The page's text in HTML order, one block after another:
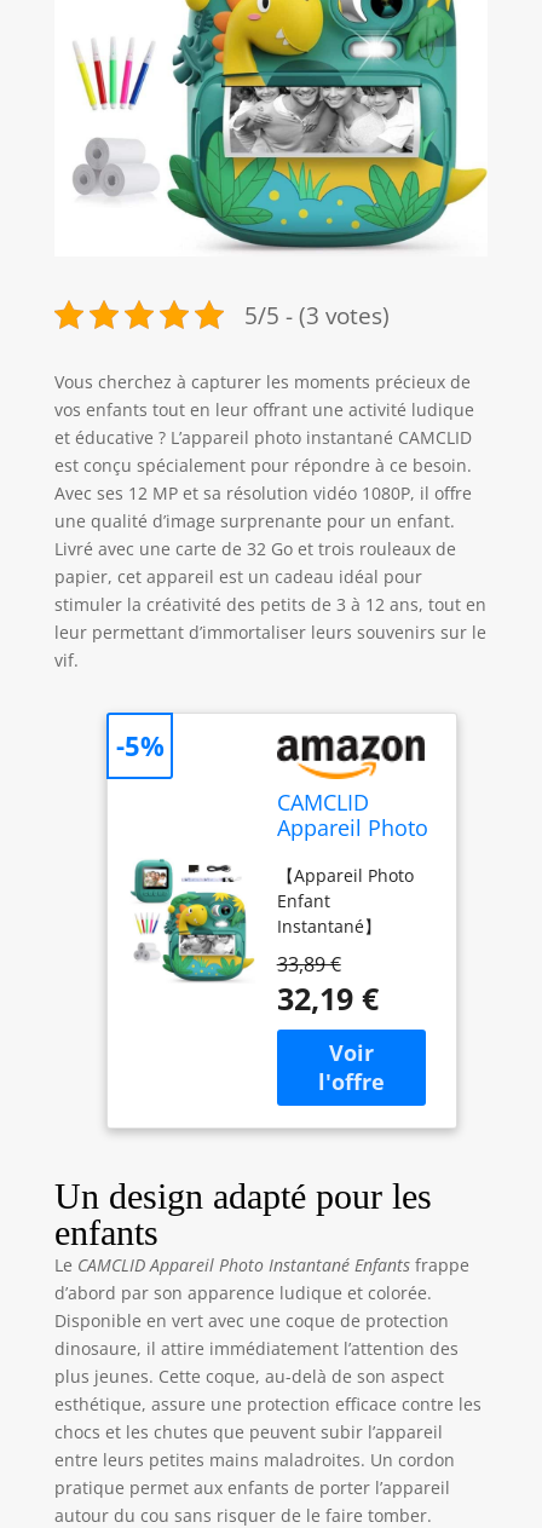
5/5 - (3 votes)
Vous cherchez à capturer les moments précieux de
vos enfants tout en leur offrant une activité ludique
et éducative ? L’appareil photo instantané CAMCLID
est conçu spécialement pour répondre à ce besoin.
Avec ses 12 MP et sa résolution vidéo 1080P, il offre
une qualité d’image surprenante pour un enfant.
Livré avec une carte de 32 Go et trois rouleaux de
papier, cet appareil est un cadeau idéal pour
stimuler la créativité des petits de 3 à 12 ans, tout en
leur permettant d’immortaliser leurs souvenirs sur le
vif.
CAMCLID
Appareil Photo
Enfants,
12MP/1080P
Appareils
Photo
Numérique
Enfants avec
Carte 32G et 3
Rouleaux de
Papier, 2,4
Pouces
Caméra Jouets
Garçons Filles
3-12 Ans
【Appareil Photo
Enfant
Instantané】
photo numérique
enfants avec
fonction
d'impression
instantanée. Les
enfants peuvent
prendre des
et imprimer
instantanément
et blanc en
appuyant
simplement sur le
déclencheur. La
fonction
d’impression
instantanée peut
être très
intéressante pour
les enfants. Ils
reçoivent un retour
33,89 €
32,19 €
-5%
Un design adapté pour les
enfants
Le CAMCLID Appareil Photo Instantané Enfantsfrappe
d’abord par son apparence ludique et colorée.
Disponible en vert avec une coque de protection
dinosaure, il attire immédiatement l’attention des
plus jeunes. Cette coque, au-delà de son aspect
esthétique, assure une protection efficace contre les
chocs et les chutes que peuvent subir l’appareil
entre leurs petites mains maladroites. Un cordon
pratique permet aux enfants de porter l’appareil
autour du cou sans risquer de le faire tomber.